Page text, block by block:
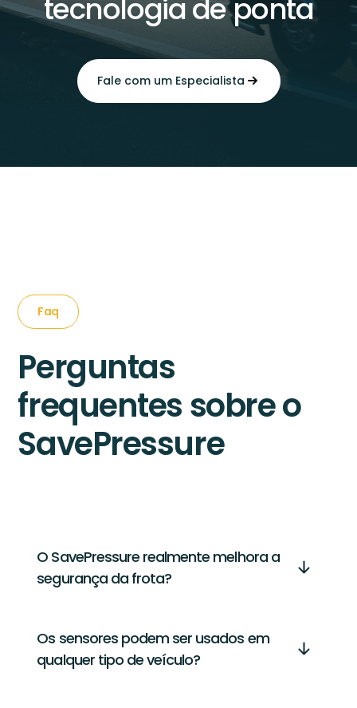
tecnologia de ponta
Fale com um Especialista
Faq
Perguntas
frequentes sobre o
SavePressure
O SavePressure realmente melhora a
segurança da frota?
Os sensores podem ser usados em
qualquer tipo de veículo?